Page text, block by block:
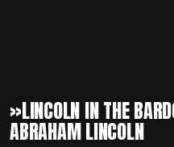
»LINCOLN IN THE
ABRAHAM LINCOLN